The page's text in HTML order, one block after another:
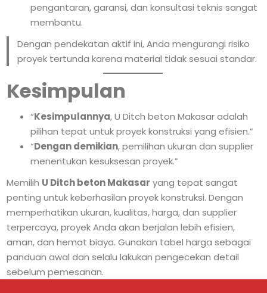
pengantaran, garansi, dan konsultasi teknis sangat
membantu.
Dengan pendekatan aktif ini, Anda mengurangi risiko
proyek tertunda karena material tidak sesuai standar.
Kesimpulan
“Kesimpulannya, U Ditch beton Makasar adalah
pilihan tepat untuk proyek konstruksi yang efisien.”
“Dengan demikian, pemilihan ukuran dan supplier
menentukan kesuksesan proyek.”
Memilih U Ditch beton Makasar yang tepat sangat
penting untuk keberhasilan proyek konstruksi. Dengan
memperhatikan ukuran, kualitas, harga, dan supplier
terpercaya, proyek Anda akan berjalan lebih efisien,
aman, dan hemat biaya. Gunakan tabel harga sebagai
panduan awal dan selalu lakukan pengecekan detail
sebelum pemesanan.